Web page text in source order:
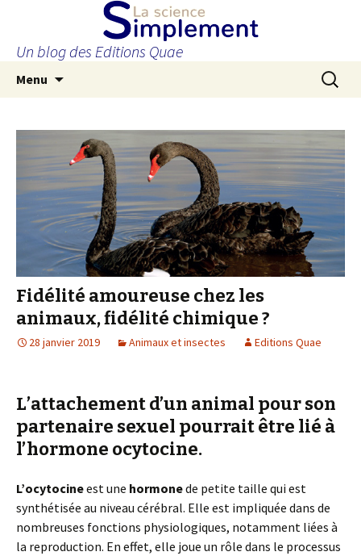
Un blog des Editions Quae
Menu
principal
Fidélité amoureuse chez les
animaux, fidélité chimique ?
28 janvier 2019 Animaux et insectes Editions Quae
L’attachement d’un animal pour son
partenaire sexuel pourrait être lié à
l’hormone ocytocine.
L’ocytocineest une hormonede petite taille qui est
synthétisée au niveau cérébral. Elle est impliquée dans de
nombreuses fonctions physiologiques, notamment liées à
la reproduction. En effet, elle joue un rôle dans le processus